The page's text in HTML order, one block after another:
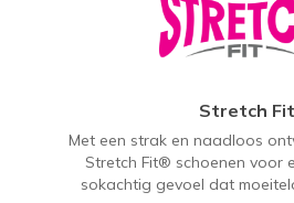
Stretch Fit
Met een strak en naadloos
Stretch Fit® schoenen voor
sokachtig gevoel dat